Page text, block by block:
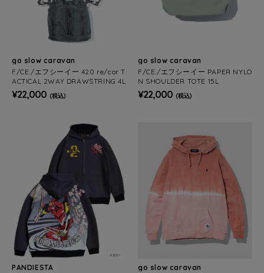
go slow caravan
F/CE./エフシーイー 420 re/cor T
ACTICAL 2WAY DRAWSTRING 4L
¥22,000 (税込)
go slow caravan
F/CE./エフシーイー PAPER NYLO
N SHOULDER TOTE 15L
¥22,000 (税込)
PANDIESTA
go slow caravan